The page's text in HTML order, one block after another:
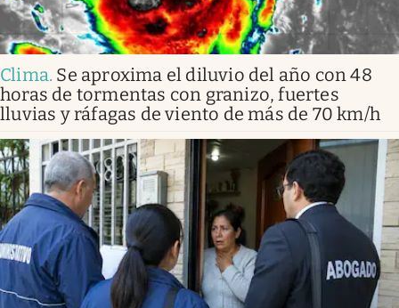
Clima. Se aproxima el diluvio del año con 48
horas de tormentas con granizo, fuertes
lluvias y ráfagas de viento de más de 70 km/h